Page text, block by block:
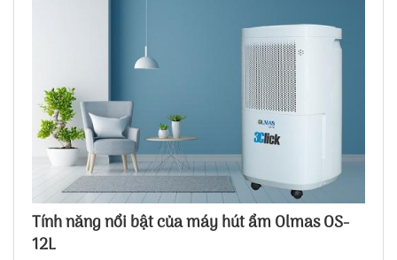
Tính năng nổi bật củamáy hút ẩm Olmas OS-
12L